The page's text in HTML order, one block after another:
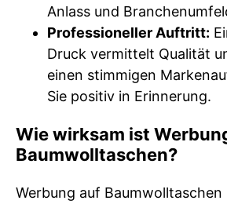
Anlass und
Professioneller Auftritt:
Druck vermittelt Qualität
einen stimmigen
Sie positiv in Erinnerung.
Wie wirksam ist
Baumwolltaschen?
Werbung auf